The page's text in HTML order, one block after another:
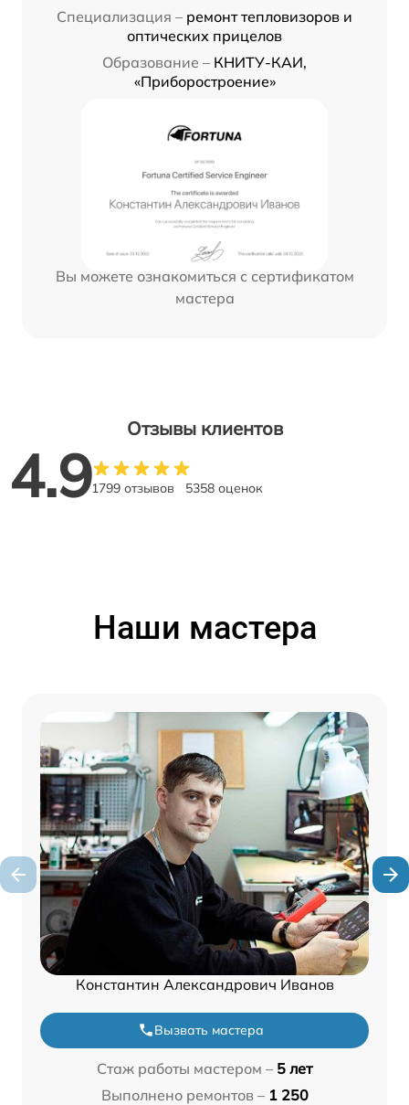
Специализация – ремонт тепловизоров и
оптических прицелов
Образование – КНИТУ-КАИ,
«Приборостроение»
Вы можете ознакомиться с сертификатом
мастера
Отзывы клиентов
4.91799 отзывов 5358 оценок
Наши мастера
Константин Александрович Иванов
Вызвать мастера
Стаж работы мастером – 5 лет
Выполнено ремонтов – 1 250